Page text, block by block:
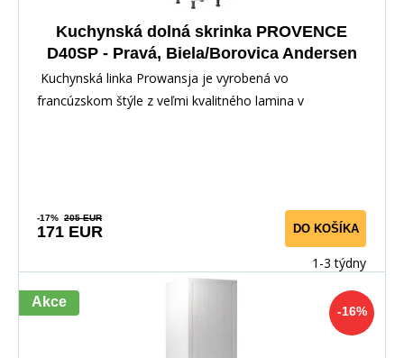
Kuchynská dolná skrinka PROVENCE
D40SP - Pravá, Biela/Borovica Andersen
Kuchynská linka Prowansja je vyrobená vo
francúzskom štýle z veľmi kvalitného lamina v
-17% 205 EUR
171 EUR DO KOŠÍKA
1-3 týdny
-16%
Akce